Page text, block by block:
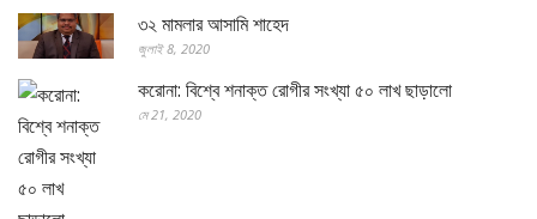
৩২ মামলার আসামি শাহেদ
জুলাই 8, 2020
করোনা: বিশ্বে শনাক্ত রোগীর সংখ্যা ৫০ লাখ ছাড়ালো
মে 21, 2020